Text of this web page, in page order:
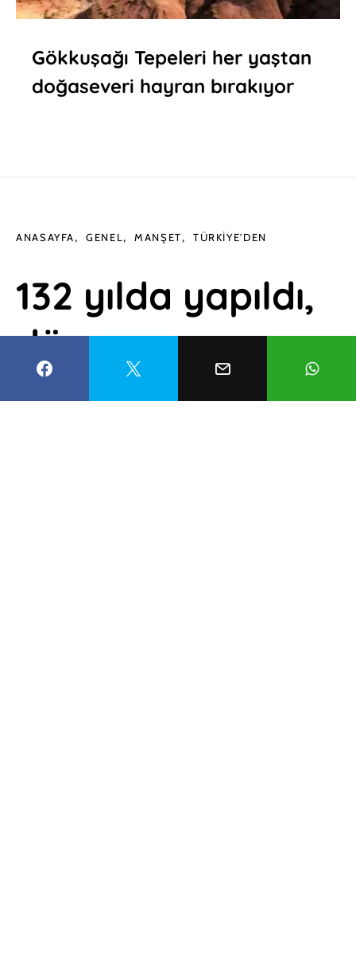
Gökkuşağı Tepeleri her yaştan
doğaseveri hayran bırakıyor
ANASAYFA GENEL MANŞET TÜRKIYE'DEN
132 yılda yapıldı,
dünyanın en
zorlu yollarından